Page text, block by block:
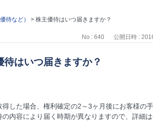
待など） > 株主優待はいつ届きますか？
No : 640 公開日時 :
待はいつ届きますか？
得した場合、権利確定の2～3ヶ月後にお客様の手
の内容により届く時期が異なりますので、詳細